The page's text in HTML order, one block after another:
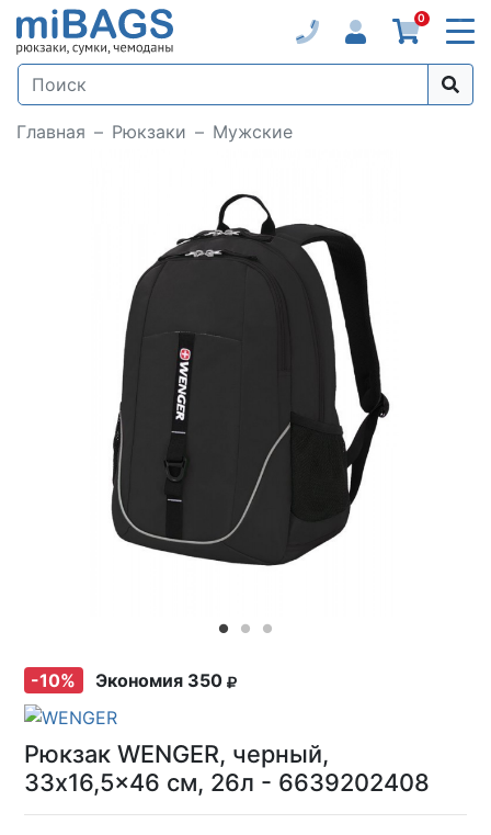
0
Главная Рюкзаки Мужские
-10% Экономия 350
Рюкзак WENGER, черный,
33x16,5x46 см, 26л - 6639202408